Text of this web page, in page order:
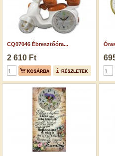
CQ07046 Ébresztőóra...
2 610 Ft